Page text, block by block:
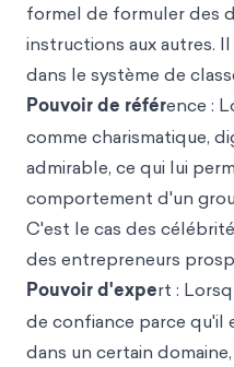
formel de formuler des
instructions aux autres.
dans le système de
Pouvoir de référence :
comme charismatique,
admirable, ce qui lui
comportement d'un
C'est le cas des
des entrepreneurs
Pouvoir d'expert :
de confiance parce qu'il
dans un certain